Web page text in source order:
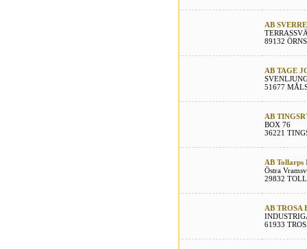
AB
89132
AB TAGE
51677
AB
BOX 76
36221
AB Tollarps
Östra
29832
AB TROSA
61933